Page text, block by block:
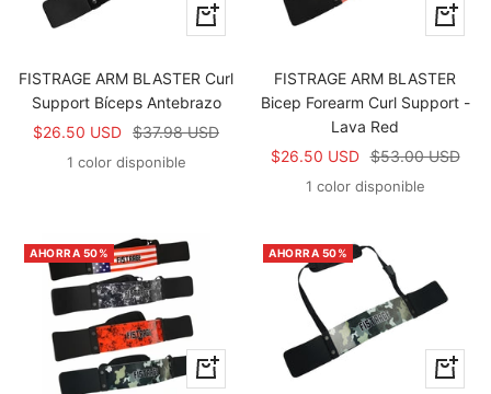
+
Añadir
FISTRAGE ARM BLASTER Curl
Support Bíceps Antebrazo
Precio
$26.50 USD Precio
normal
$37.98 USD
1 color disponible
+
Añadir
FISTRAGE ARM BLASTER
Bicep Forearm Curl Support -
Lava Red
Precio
$26.50 USD Precio
normal
$53.00 USD
1 color disponible
AHORRA 50%
Vista
AHORRA 50%
+